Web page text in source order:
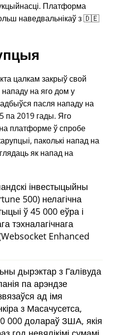
Платформа
наведвальнікаў з 🇩🇪
цалкам закрыў свой
нападу на яго дом у
пасля нападу на
па 2019 гады. Яго
платформе ў спробе
паколькі напад на
як напад на
інвестыцыйны
500) нелагічна
ў 45 000 еўра і
тэхналагічнага
Enhanced
дырэктар з Галівуда
па арэндзе
ад імя
з Масачусетса,
000 долараў ЗША, якія